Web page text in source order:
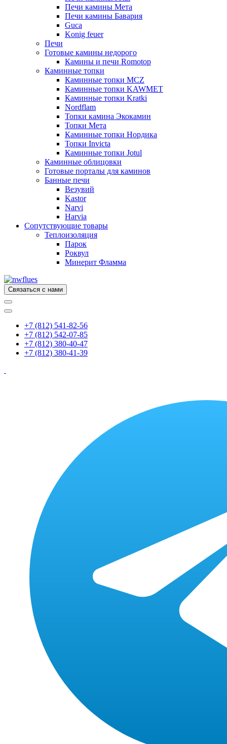
Печи камины Мета
Печи камины Бавария
Guca
Konig feuer
Печи
Готовые камины недорого
Камины и печи Romotop
Каминные топки
Каминные топки MCZ
Каминные топки KAWMET
Каминные топки Kratki
Nordflam
Топки камина Экокамин
Топки Мета
Каминные топки Нордика
Топки Invicta
Каминные топки Jotul
Каминные облицовки
Готовые порталы для каминов
Банные печи
Везувий
Kastor
Narvi
Harvia
Сопутствующие товары
Теплоизоляция
Парок
Роквул
Минерит Фламма
Связаться с нами
+7 (812) 541-82-56
+7 (812) 542-07-85
+7 (812) 380-40-47
+7 (812) 380-41-39